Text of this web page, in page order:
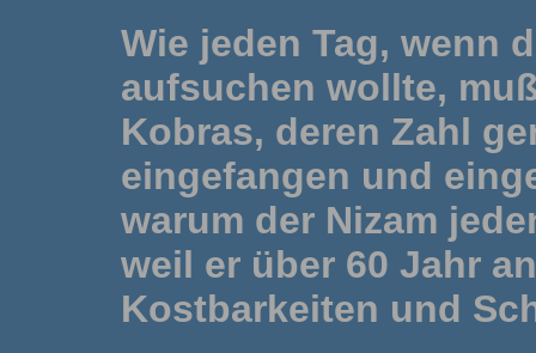
Wie jeden Tag, wenn
aufsuchen wollte,
Kobras, deren Zahl
eingefangen und
warum der Nizam
weil er über 60 Jahr
Kostbarkeiten und